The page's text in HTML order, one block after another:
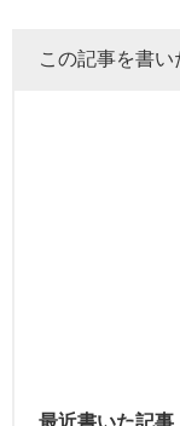
この記事を書い
最近書いた記事